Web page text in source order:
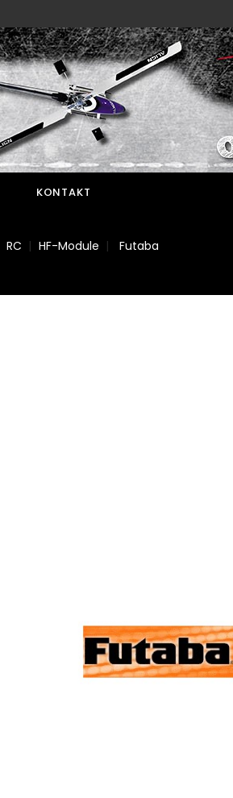
KONTAKT
RC HF-Module Futaba